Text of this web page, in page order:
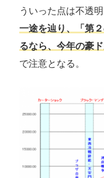
ういった点は不透明
一途を辿り、「第
るなら、今年の豪
で注意となる。